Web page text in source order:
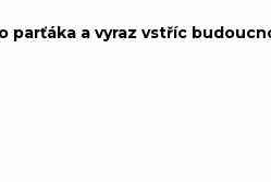
parťáka a vyraz vstříc